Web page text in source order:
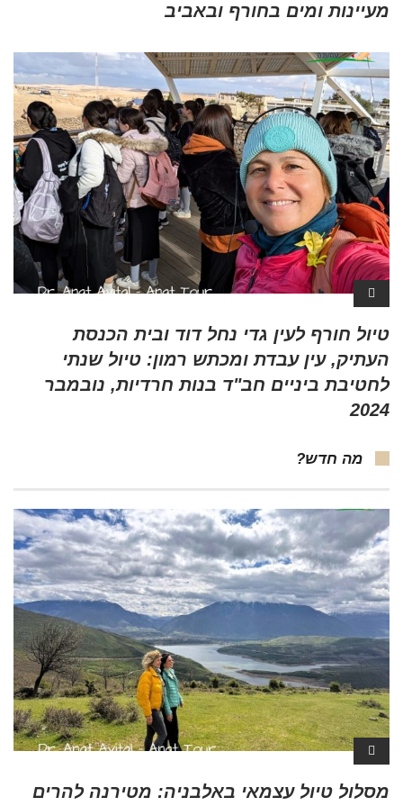
מעיינות ומים בחורף ובאביב
טיול חורף לעין גדי נחל דוד ובית הכנסת
העתיק, עין עבדת ומכתש רמון: טיול שנתי
לחטיבת ביניים חב"ד בנות חרדיות, נובמבר
2024
מה חדש?
מסלול טיול עצמאי באלבניה: מטירנה להרים